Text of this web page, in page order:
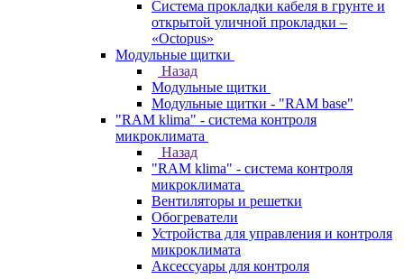
Система прокладки кабеля в грунте и
открытой уличной прокладки –
«Octopus»
Модульные щитки
Назад
Модульные щитки
Модульные щитки - "RAM base"
"RAM klima" - система контроля
микроклимата
Назад
"RAM klima" - система контроля
микроклимата
Вентиляторы и решетки
Обогреватели
Устройства для управления и контроля
микроклимата
Аксессуары для контроля